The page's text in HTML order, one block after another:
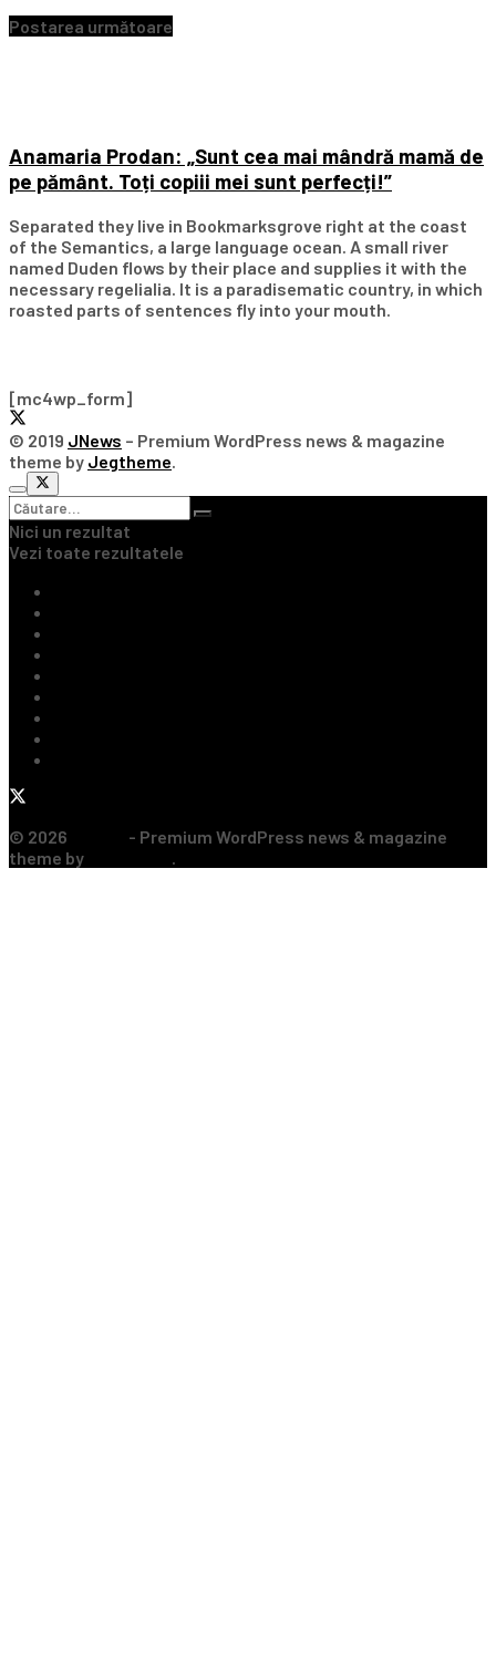
Postarea următoare
Anamaria Prodan: „Sunt cea mai mândră mamă de
pe pământ. Toți copiii mei sunt perfecți!”
Separated they live in Bookmarksgrove right at the coast
of the Semantics, a large language ocean. A small river
named Duden flows by their place and supplies it with the
necessary regelialia. It is a paradisematic country, in which
roasted parts of sentences fly into your mouth.
[mc4wp_form]
© 2019 JNews – Premium WordPress news & magazine
theme by Jegtheme
Nici un rezultat
Vezi toate rezultatele
© 2026
- Premium WordPress news & magazine
theme by
.